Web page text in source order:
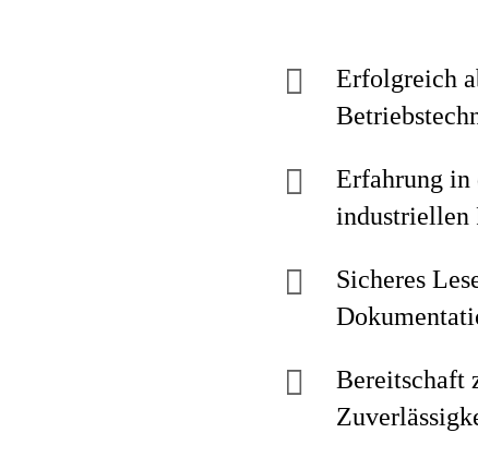
Erfolgreich
Erfahrung in
industriellen
Sicheres
Bereitschaft